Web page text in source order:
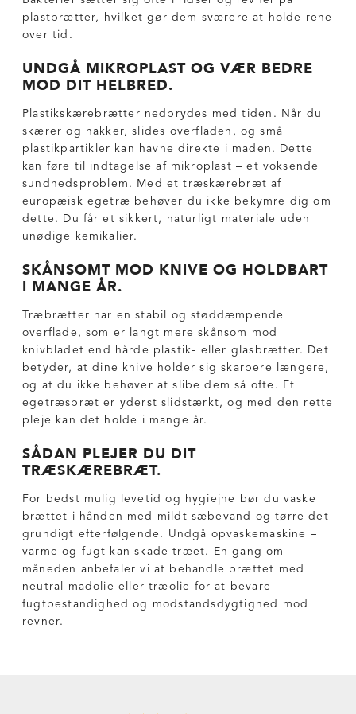
plastbrætter, hvilket gør dem sværere at holde rene
over tid.
UNDGÅ MIKROPLAST OG VÆR BEDRE
MOD DIT HELBRED.
Plastikskærebrætter nedbrydes med tiden. Når du
skærer og hakker, slides overfladen, og små
plastikpartikler kan havne direkte i maden. Dette
kan føre til indtagelse af mikroplast – et voksende
sundhedsproblem. Med et træskærebræt af
europæisk egetræ behøver du ikke bekymre dig om
dette. Du får et sikkert, naturligt materiale uden
unødige kemikalier.
SKÅNSOMT MOD KNIVE OG HOLDBART
I MANGE ÅR.
Træbrætter har en stabil og støddæmpende
overflade, som er langt mere skånsom mod
knivbladet end hårde plastik- eller glasbrætter. Det
betyder, at dine knive holder sig skarpere længere,
og at du ikke behøver at slibe dem så ofte. Et
egetræsbræt er yderst slidstærkt, og med den rette
pleje kan det holde i mange år.
SÅDAN PLEJER DU DIT
TRÆSKÆREBRÆT.
For bedst mulig levetid og hygiejne bør du vaske
brættet i hånden med mildt sæbevand og tørre det
grundigt efterfølgende. Undgå opvaskemaskine –
varme og fugt kan skade træet. En gang om
måneden anbefaler vi at behandle brættet med
neutral madolie eller træolie for at bevare
fugtbestandighed og modstandsdygtighed mod
revner.